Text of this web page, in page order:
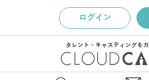
ログイン
タレント・キャスティングを